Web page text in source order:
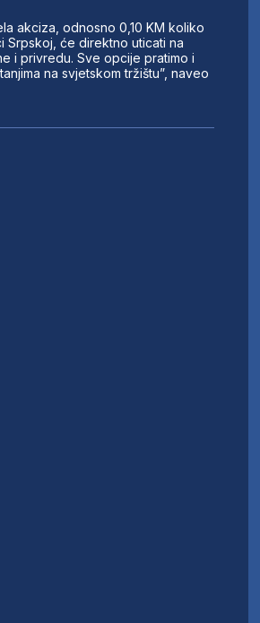
akciza, odnosno 0,10 KM koliko
Srpskoj, će direktno uticati na
i privredu. Sve opcije pratimo i
na svjetskom tržištu”, naveo